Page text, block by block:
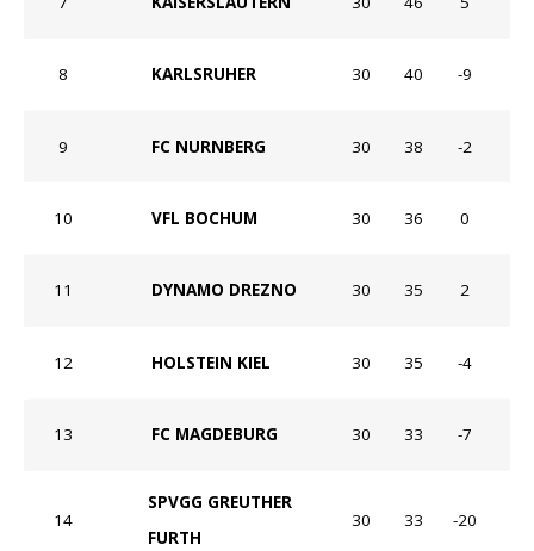
8 KARLSRUHER 30 40 -9
9 FC NURNBERG 30 38 -2
10 VFL BOCHUM 30 36 0
11 DYNAMO DREZNO 30 35 2
12 HOLSTEIN KIEL 30 35 -4
13 FC MAGDEBURG 30 33 -7
14
SPVGG GREUTHER
FURTH
30 33 -20